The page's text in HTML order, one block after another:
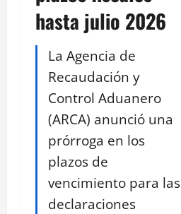
hasta julio 2026
La Agencia de
Recaudación y
Control Aduanero
(ARCA) anunció una
prórroga en los
plazos de
vencimiento para las
declaraciones